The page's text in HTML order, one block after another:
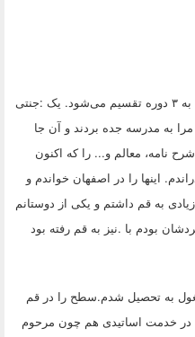
جنتی: دوران علمی من شامل تحصیل و تدریس به ۳ دوره تقسیم می‌شود. یک
به مدرسه جده بردند و آن جا
معالم و... را که اکنون
اینها را در اصفهان خواندم و
به قم داشتم و یکی از دوستانم
نیز به قم رفته بود. بودم با
به تحصیل شدم.سطح را در قم
در خدمت اساتیدی هم چون مرحوم